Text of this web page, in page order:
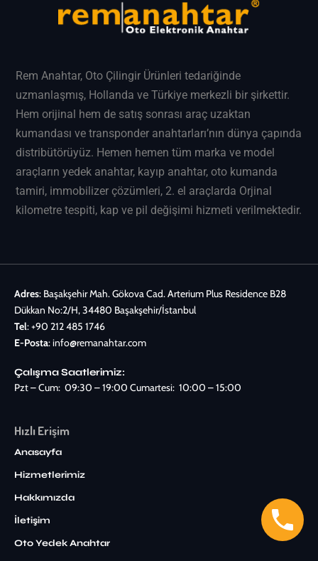
Rem Anahtar, Oto Çilingir Ürünleri tedariğinde
uzmanlaşmış, Hollanda ve Türkiye merkezli bir şirkettir.
Hem orijinal hem de satış sonrası araç uzaktan
kumandası ve transponder anahtarları’nın dünya çapında
distribütörüyüz. Hemen hemen tüm marka ve model
araçların yedek anahtar, kayıp anahtar, oto kumanda
tamiri, immobilizer çözümleri, 2. el araçlarda Orjinal
kilometre tespiti, kap ve pil değişimi hizmeti verilmektedir.
Adres: Başakşehir Mah. Gökova Cad. Arterium Plus Residence B28
Dükkan No:2/H, 34480 Başakşehir/İstanbul
Tel:+90 212 485 1746
E-Posta:info@remanahtar.com
Çalışma Saatlerimiz:
Pzt – Cum: 09:30 – 19:00 Cumartesi: 10:00 – 15:00
Hızlı Erişim
Anasayfa
Hizmetlerimiz
Hakkımızda
İletişim
Oto Yedek Anahtar